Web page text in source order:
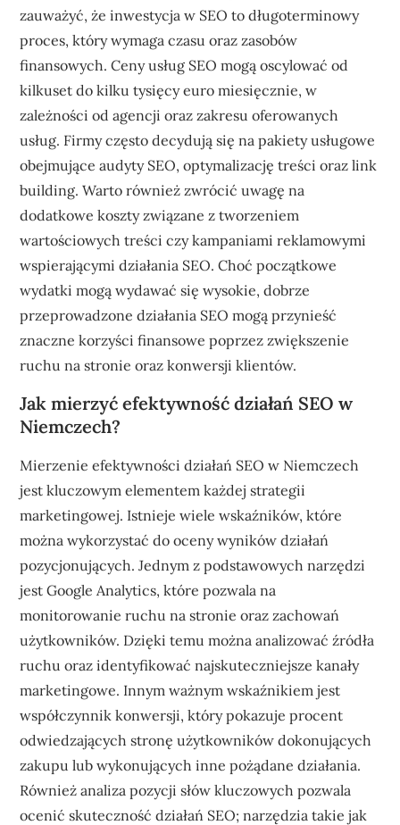
zauważyć, że inwestycja w SEO to długoterminowy
proces, który wymaga czasu oraz zasobów
finansowych. Ceny usług SEO mogą oscylować od
kilkuset do kilku tysięcy euro miesięcznie, w
zależności od agencji oraz zakresu oferowanych
usług. Firmy często decydują się na pakiety usługowe
obejmujące audyty SEO, optymalizację treści oraz link
building. Warto również zwrócić uwagę na
dodatkowe koszty związane z tworzeniem
wartościowych treści czy kampaniami reklamowymi
wspierającymi działania SEO. Choć początkowe
wydatki mogą wydawać się wysokie, dobrze
przeprowadzone działania SEO mogą przynieść
znaczne korzyści finansowe poprzez zwiększenie
ruchu na stronie oraz konwersji klientów.
Jak mierzyć efektywność działań SEO w
Niemczech?
Mierzenie efektywności działań SEO w Niemczech
jest kluczowym elementem każdej strategii
marketingowej. Istnieje wiele wskaźników, które
można wykorzystać do oceny wyników działań
pozycjonujących. Jednym z podstawowych narzędzi
jest Google Analytics, które pozwala na
monitorowanie ruchu na stronie oraz zachowań
użytkowników. Dzięki temu można analizować źródła
ruchu oraz identyfikować najskuteczniejsze kanały
marketingowe. Innym ważnym wskaźnikiem jest
współczynnik konwersji, który pokazuje procent
odwiedzających stronę użytkowników dokonujących
zakupu lub wykonujących inne pożądane działania.
Również analiza pozycji słów kluczowych pozwala
ocenić skuteczność działań SEO; narzędzia takie jak